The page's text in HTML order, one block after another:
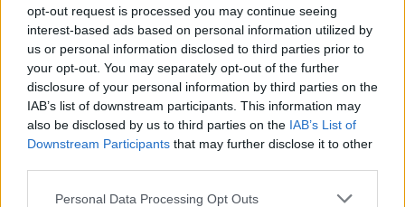
opt-out request is processed you may continue seeing
interest-based ads based on personal information utilized by
us or personal information disclosed to third parties prior to
your opt-out. You may separately opt-out of the further
disclosure of your personal information by third parties on the
IAB’s list of downstream participants. This information may
also be disclosed by us to third parties on the IAB’s List of
Downstream Participants that may further disclose it to other
Please note that this website/app uses one or more Google
Personal Data Processing Opt Outs